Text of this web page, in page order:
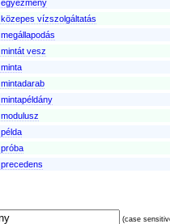
egyezmény
közepes vízszolgáltatás
megállapodás
mintát vesz
minta
mintadarab
mintapéldány
modulusz
példa
próba
precedens
(case